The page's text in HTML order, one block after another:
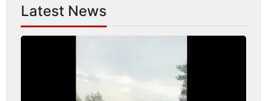
Latest News